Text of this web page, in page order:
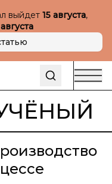
выйдет 15 августа,